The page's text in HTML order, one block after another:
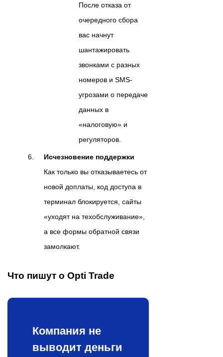
После отказа от
очередного сбора
вас начнут
шантажировать
звонками с разных
номеров и SMS-
угрозами о передаче
данных в
«налоговую» и
регуляторов.
Исчезновение поддержки
Как только вы отказываетесь от
новой доплаты, код доступа в
терминал блокируется, сайты
«уходят на техобслуживание»,
а все формы обратной связи
замолкают.
Что пишут о Opti Trade
Компания не
выводит деньги